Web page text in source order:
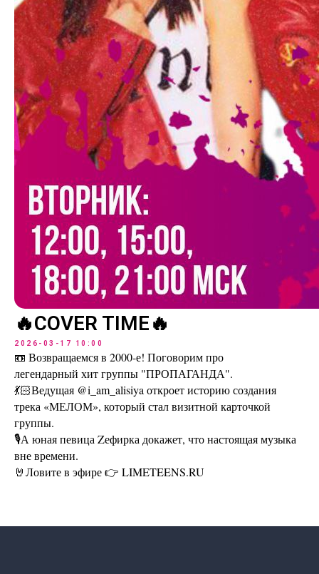
🔥COVER TIME🔥
2026-03-17 10:00
📼 Возвращаемся в 2000-е! Поговорим про
легендарный хит группы "ПРОПАГАНДА".
💃🏻Ведущая @i_am_alisiya откроет историю создания
трека «МЕЛОМ», который стал визитной карточкой
группы.
🎙А юная певица Zефирка докажет, что настоящая музыка
вне времени.
🤘Ловите в эфире 👉 LIMETEENS.RU
Наши соцсети
Контакты